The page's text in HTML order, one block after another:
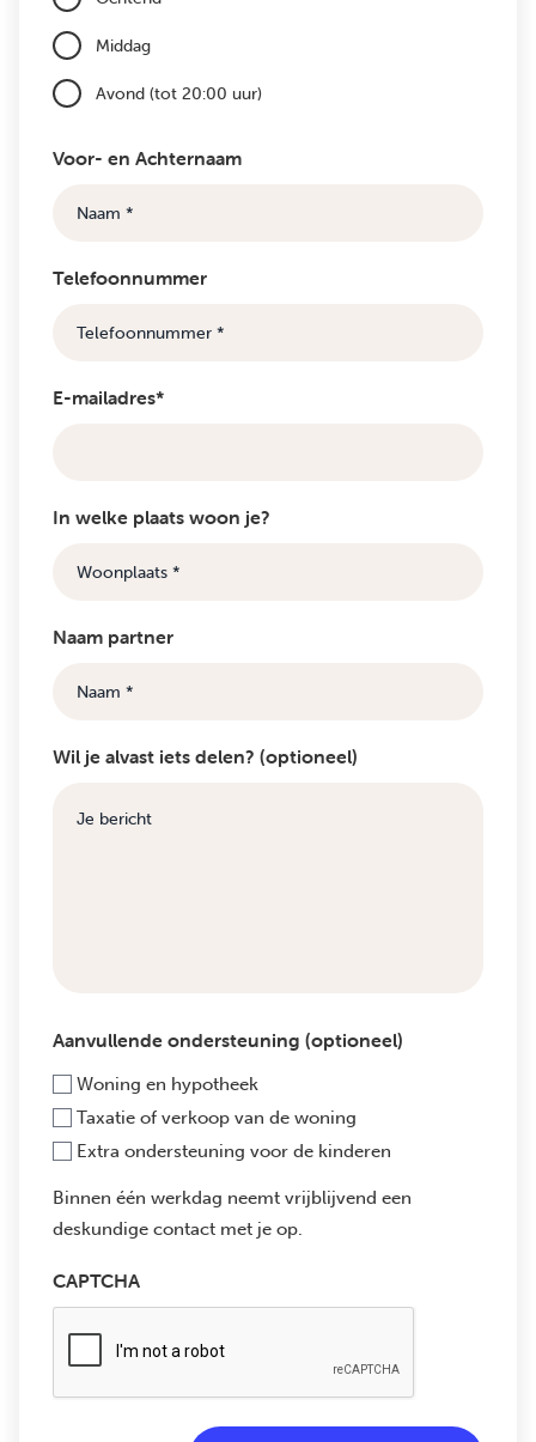
Middag
Avond (tot 20:00 uur)
Voor- en Achternaam
Telefoonnummer
E-mailadres*
In welke plaats woon je?
Naam partner
Wil je alvast iets delen? (optioneel)
Aanvullende ondersteuning (optioneel)
Woning en hypotheek
Taxatie of verkoop van de woning
Extra ondersteuning voor de kinderen
Binnen één werkdag neemt vrijblijvend een
deskundige contact met je op.
CAPTCHA